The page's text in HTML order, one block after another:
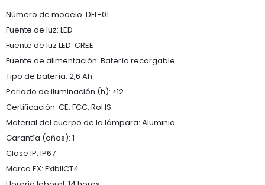
Número de modelo: DFL-01
Fuente de luz: LED
Fuente de luz LED: CREE
Fuente de alimentación: Batería recargable
Tipo de batería: 2,6 Ah
Periodo de iluminación (h): >12
Certificación: CE, FCC, RoHS
Material del cuerpo de la lámpara: Aluminio
Garantía (años): 1
Clase IP: IP67
Marca EX: ExibllCT4